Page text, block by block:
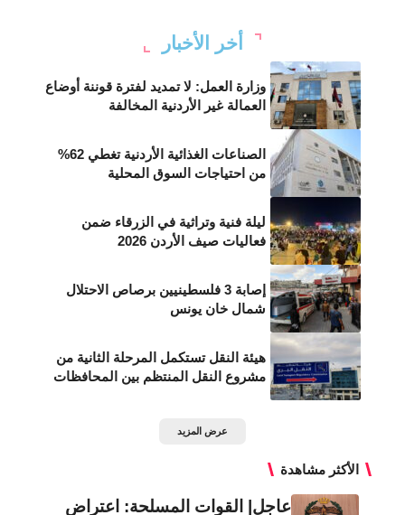
أخر الأخبار
وزارة العمل: لا تمديد لفترة قوننة أوضاع
العمالة غير الأردنية المخالفة
الصناعات الغذائية الأردنية تغطي 62%
من احتياجات السوق المحلية
ليلة فنية وتراثية في الزرقاء ضمن
فعاليات صيف الأردن 2026
إصابة 3 فلسطينيين برصاص الاحتلال
شمال خان يونس
هيئة النقل تستكمل المرحلة الثانية من
مشروع النقل المنتظم بين المحافظات
عرض المزيد
الأكثر مشاهدة
عاجل| القوات المسلحة: اعتراض